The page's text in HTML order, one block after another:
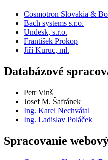
Cosmotron Slovakia &
Bach systems s.r.o.
Undesk, s.r.o.
František Prokop
Jiří Kuruc, ml.
Databázové
Petr Vinš
Josef M. Šafránek
Ing. Karel Nechvátal
Ing. Ladislav Poláček
Spracovanie